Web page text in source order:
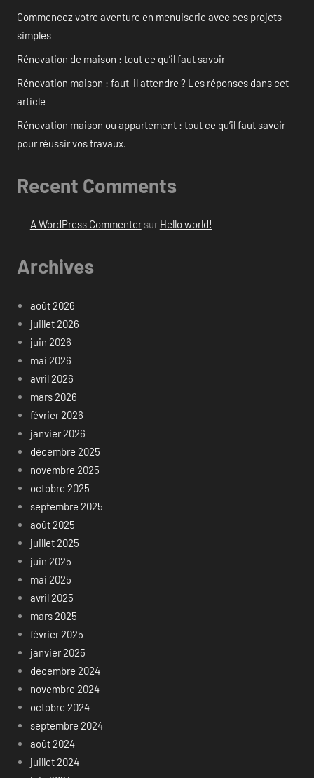
Commencez votre aventure en menuiserie avec ces projets
simples
Rénovation de maison : tout ce qu’il faut savoir
Rénovation maison : faut-il attendre ? Les réponses dans cet
article
Rénovation maison ou appartement : tout ce qu’il faut savoir
pour réussir vos travaux.
Recent Comments
A WordPress Commentersur Hello world!
Archives
août 2026
juillet 2026
juin 2026
mai 2026
avril 2026
mars 2026
février 2026
janvier 2026
décembre 2025
novembre 2025
octobre 2025
septembre 2025
août 2025
juillet 2025
juin 2025
mai 2025
avril 2025
mars 2025
février 2025
janvier 2025
décembre 2024
novembre 2024
octobre 2024
septembre 2024
août 2024
juillet 2024